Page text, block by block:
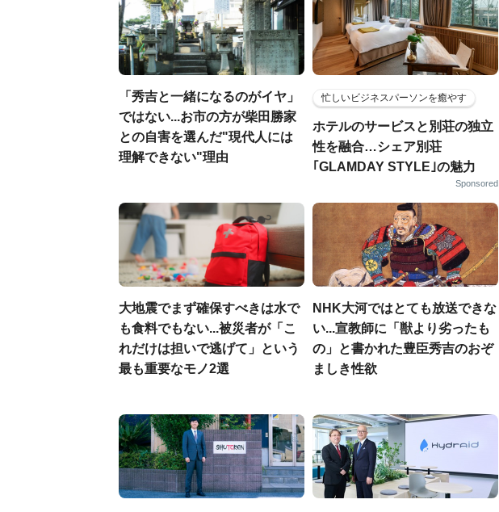
「秀吉と一緒になるのがイヤ」
ではない...お市の方が柴田勝家
との自害を選んだ"現代人には
理解できない"理由
忙しいビジネスパーソンを癒やす
ホテルのサービスと別荘の独立
性を融合…シェア別荘
｢GLAMDAY STYLE｣の魅力
Sponsored
大地震でまず確保すべきは水で
も食料でもない...被災者が「こ
れだけは担いで逃げて」という
最も重要なモノ2選
NHK大河ではとても放送できな
い...宣教師に「獣より劣ったも
の」と書かれた豊臣秀吉のおぞ
ましき性欲